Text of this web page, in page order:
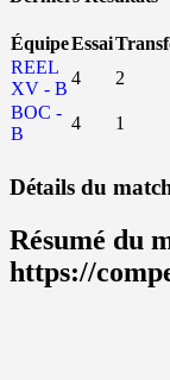
ÉquipeEssai
REEL
XV - B
4 2
BOC -
B
4 1
Détails du
Résumé du
https://